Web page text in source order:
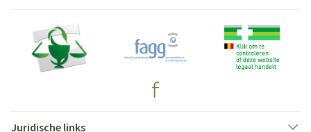
Juridische links